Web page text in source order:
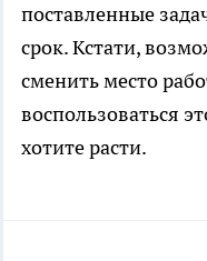
поставленные
срок. Кстати,
сменить место
воспользоваться
хотите расти.